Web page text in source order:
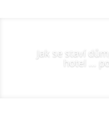
Jak se staví
hotel …